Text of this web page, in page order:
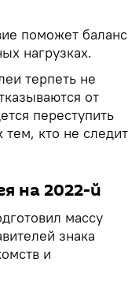
поможет баланс
нагрузках.
терпеть не
от
переступить
тем, кто не следит
на 2022-й
массу
знака
и